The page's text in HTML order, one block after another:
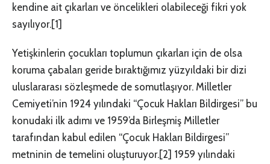
kendine ait çıkarları ve öncelikleri olabileceği fikri yok
sayılıyor.[1]
Yetişkinlerin çocukları toplumun çıkarları için de olsa
koruma çabaları geride bıraktığımız yüzyıldaki bir dizi
uluslararası sözleşmede de somutlaşıyor. Milletler
Cemiyeti’nin 1924 yılındaki “Çocuk Hakları Bildirgesi” bu
konudaki ilk adımı ve 1959’da Birleşmiş Milletler
tarafından kabul edilen “Çocuk Hakları Bildirgesi”
metninin de temelini oluşturuyor.[2] 1959 yılındaki